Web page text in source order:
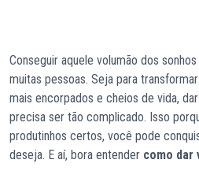
Conseguir aquele volumão dos
muitas pessoas. Seja para
mais encorpados e cheios de vida,
precisa ser tão complicado. Isso
produtinhos certos, você pode
deseja. E aí, bora entender como dar